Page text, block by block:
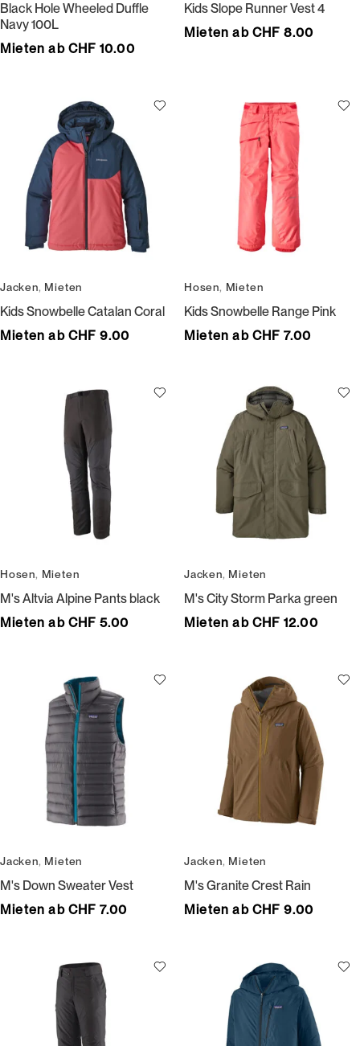
Black Hole Wheeled Duffle
Navy 100L
Mieten ab CHF 10.00
Kids Slope Runner Vest 4
Mieten ab CHF 8.00
Jacken, Mieten
Kids Snowbelle Catalan Coral
Mieten ab CHF 9.00
Hosen, Mieten
Kids Snowbelle Range Pink
Mieten ab CHF 7.00
Hosen, Mieten
M's Altvia Alpine Pants black
Mieten ab CHF 5.00
Jacken, Mieten
M's City Storm Parka green
Mieten ab CHF 12.00
Jacken, Mieten
M's Down Sweater Vest
Mieten ab CHF 7.00
Jacken, Mieten
M's Granite Crest Rain
Mieten ab CHF 9.00